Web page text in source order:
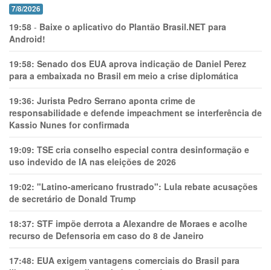
7/8/2026
19:58 - Baixe o aplicativo do Plantão Brasil.NET para
Android!
19:58: Senado dos EUA aprova indicação de Daniel Perez
para a embaixada no Brasil em meio a crise diplomática
19:36: Jurista Pedro Serrano aponta crime de
responsabilidade e defende impeachment se interferência de
Kassio Nunes for confirmada
19:09: TSE cria conselho especial contra desinformação e
uso indevido de IA nas eleições de 2026
19:02: "Latino-americano frustrado": Lula rebate acusações
de secretário de Donald Trump
18:37: STF impõe derrota a Alexandre de Moraes e acolhe
recurso de Defensoria em caso do 8 de Janeiro
17:48: EUA exigem vantagens comerciais do Brasil para